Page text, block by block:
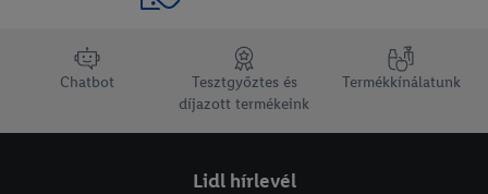
lábléc navigáció
Chatbot
Tesztgyőztes és
díjazott termékeink
Termékkínálatunk
Lidl hírlevél